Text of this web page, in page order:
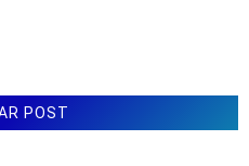
Tahun 2026
POST